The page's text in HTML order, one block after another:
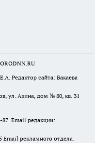
Редактор сайта: Бакаева
ул. Азина, дом № 80, кв. 31
87 Email редакции:
Email рекламного отдела: